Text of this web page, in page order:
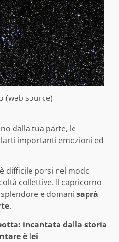
(web source)
dalla tua parte, le
importanti emozioni ed
difficile porsi nel modo
collettive. Il capricorno
e domani saprà
.
incantata dalla storia
è lei